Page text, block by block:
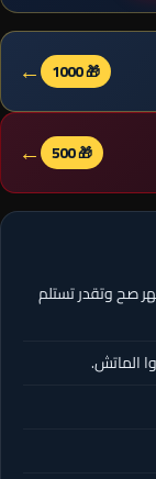
🎁 1000
←
🎁 500
←
صح وتقدر تستلم